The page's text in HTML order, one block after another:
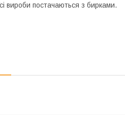
вироби постачаються з бирками.